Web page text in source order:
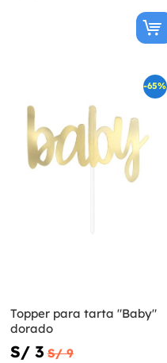
-65%
Topper para tarta "Baby"
dorado
S/ 3 S/ 9